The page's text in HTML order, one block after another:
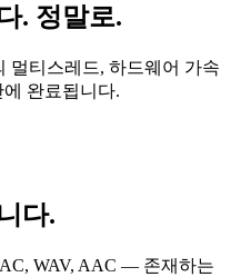
. 정말로.
멀티스레드, 하드웨어 가속
완료됩니다.
다.
WAV, AAC — 존재하는